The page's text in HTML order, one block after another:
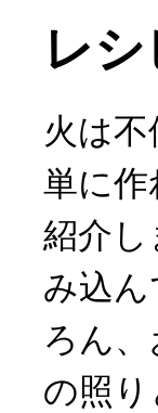
レ
火は
単に
紹介
み込
ろん
の照